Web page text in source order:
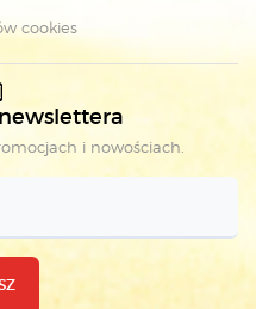
cookies
i nowościach.